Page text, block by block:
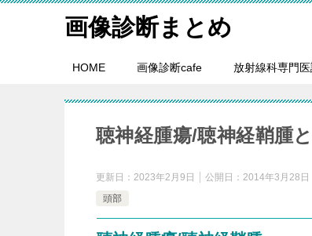
画像診断まとめ
HOME 画像診断cafe 放射線科専門
聴神経腫瘍/聴神経鞘腫
更新日： 2023年2月9日 公開日： 2014年3月28日
頭部